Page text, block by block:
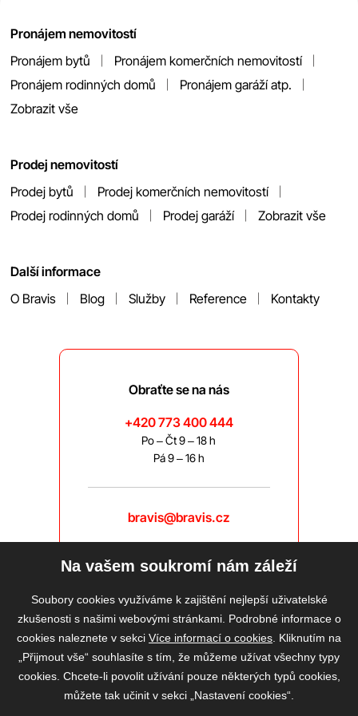
Pronájem nemovitostí
Pronájem bytů
Pronájem komerčních nemovitostí
Pronájem rodinných domů
Pronájem garáží atp.
Zobrazit vše
Prodej nemovitostí
Prodej bytů
Prodej komerčních nemovitostí
Prodej rodinných domů
Prodej garáží Zobrazit vše
Další informace
O Bravis
Blog Služby Reference Kontakty
Obraťte se na nás
+420 773 400 444
Po – Čt 9 – 18 h
Pá 9 – 16 h
bravis@bravis.cz
Na vašem soukromí nám záleží
Soubory cookies využíváme k zajištění nejlepší uživatelské
zkušenosti s našimi webovými stránkami. Podrobné informace o
cookies naleznete v sekci Více informací o cookies . Kliknutím na
„Přijmout vše“ souhlasíte s tím, že můžeme užívat všechny typy
cookies. Chcete-li povolit užívání pouze některých typů cookies,
můžete tak učinit v sekci „Nastavení cookies“.